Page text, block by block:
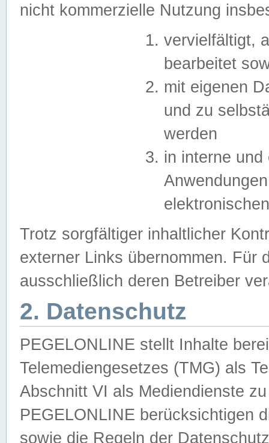
nicht kommerzielle Nutzung
vervielfältigt,
bearbeitet
mit eigenen
und zu
werden
in interne
Trotz sorgfältiger inhaltlicher
externer Links übernommen. Für
ausschließlich deren Betreiber
2. Datenschutz
PEGELONLINE stellt Inhalte
Telemediengesetzes (TMG) als
Abschnitt VI als Mediendienste
PEGELONLINE berücksichtigen
sowie die Regeln der